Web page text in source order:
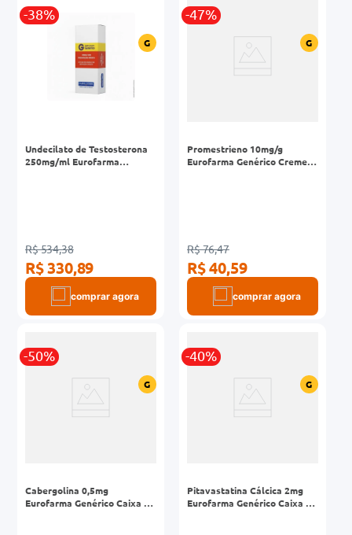
-38%
G
Undecilato de Testosterona
250mg/ml Eurofarma
R$ 534,38
R$ 330,89
comprar agora
-47%
G
Promestrieno 10mg/g
Eurofarma Genérico Creme
R$ 76,47
R$ 40,59
comprar agora
-50%
G
Cabergolina 0,5mg
Eurofarma Genérico Caixa 8
-40%
G
Pitavastatina Cálcica 2mg
Eurofarma Genérico Caixa 30